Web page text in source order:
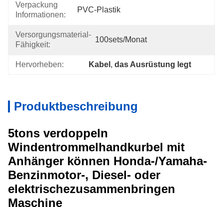
Verpackung
Informationen:
PVC-Plastik
Versorgungsmaterial-
Fähigkeit:
100sets/Monat
Hervorheben: Kabel , das Ausrüstung legt
Produktbeschreibung
5tons verdoppeln
Windentrommelhandkurbel mit
Anhänger können Honda-/Yamaha-
Benzinmotor-, Diesel- oder
elektrischezusammenbringen
Maschine